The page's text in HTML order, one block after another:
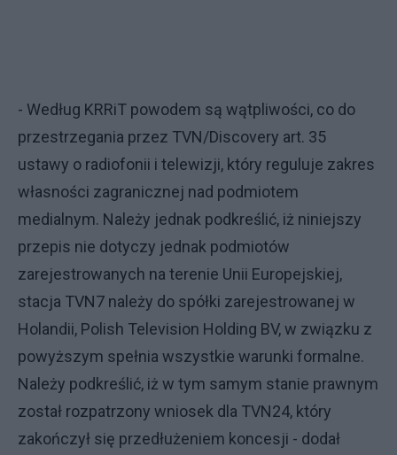
- Według KRRiT powodem są wątpliwości, co do
przestrzegania przez TVN/Discovery art. 35
ustawy o radiofonii i telewizji, który reguluje zakres
własności zagranicznej nad podmiotem
medialnym. Należy jednak podkreślić, iż niniejszy
przepis nie dotyczy jednak podmiotów
zarejestrowanych na terenie Unii Europejskiej,
stacja TVN7 należy do spółki zarejestrowanej w
Holandii, Polish Television Holding BV, w związku z
powyższym spełnia wszystkie warunki formalne.
Należy podkreślić, iż w tym samym stanie prawnym
został rozpatrzony wniosek dla TVN24, który
zakończył się przedłużeniem koncesji - dodał